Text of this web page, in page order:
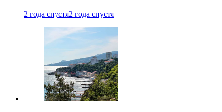
2 года спустя2 года спустя